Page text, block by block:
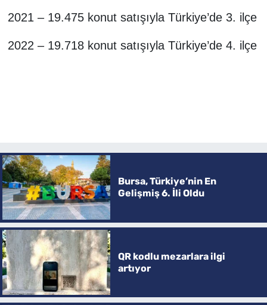
2021 – 19.475 konut satışıyla Türkiye’de 3. ilçe
2022 – 19.718 konut satışıyla Türkiye’de 4. ilçe
Bursa, Türkiye’nin En
Gelişmiş 6. İli Oldu
QR kodlu mezarlara ilgi
artıyor